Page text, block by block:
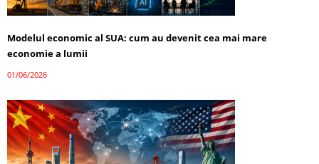
Modelul economic al SUA: cum au devenit cea mai mare
economie a lumii
01/06/2026